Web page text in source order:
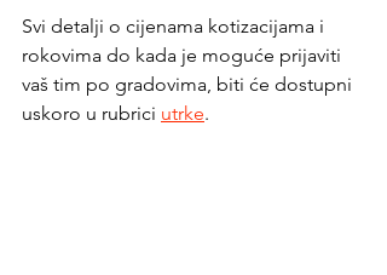
Svi detalji o cijenama kotizacijama i
rokovima do kada je moguće prijaviti
vaš tim po gradovima, biti će dostupni
uskoro u rubrici utrke.